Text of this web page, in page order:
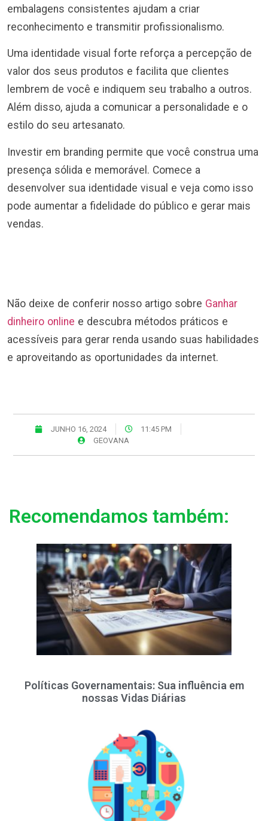
embalagens consistentes ajudam a criar
reconhecimento e transmitir profissionalismo.
Uma identidade visual forte reforça a percepção de
valor dos seus produtos e facilita que clientes
lembrem de você e indiquem seu trabalho a outros.
Além disso, ajuda a comunicar a personalidade e o
estilo do seu artesanato.
Investir em branding permite que você construa uma
presença sólida e memorável. Comece a
desenvolver sua identidade visual e veja como isso
pode aumentar a fidelidade do público e gerar mais
vendas.
Não deixe de conferir nosso artigo sobre Ganhar
dinheiro online e descubra métodos práticos e
acessíveis para gerar renda usando suas habilidades
e aproveitando as oportunidades da internet.
JUNHO 16, 2024
11:45 PM
GEOVANA
Recomendamos também:
Políticas Governamentais: Sua influência em
nossas Vidas Diárias